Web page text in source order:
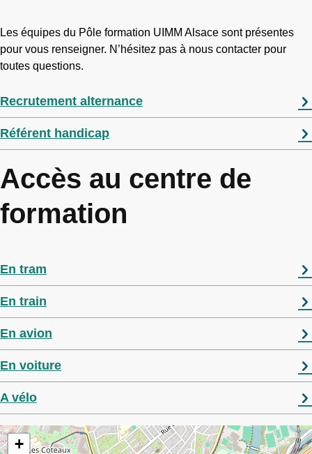
Les équipes du Pôle formation UIMM Alsace sont présentes
pour vous renseigner. N’hésitez pas à nous contacter pour
toutes questions.
Recrutement alternance
Référent handicap
Accès au centre de
formation
En tram
En train
En avion
En voiture
A vélo
+